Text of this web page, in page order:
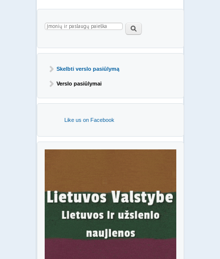
Paieškos forma Paieška
Skelbti verslo pasiūlymą
Verslo pasiūlymai
Like us on Facebook